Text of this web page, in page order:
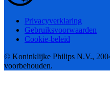
Privacyverklaring
Gebruiksvoorwaarden
Cookie-beleid
© Koninklijke Philips N.V.,
voorbehouden.